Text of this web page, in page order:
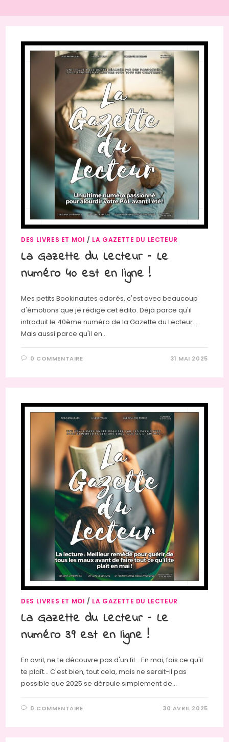
DES LIVRES ET MOI / LA GAZETTE DU LECTEUR
La Gazette du Lecteur – Le
numéro 40 est en ligne !
Mes petits Bookinautes adorés, c'est avec beaucoup
d'émotions que je rédige cet édito. Déjà parce qu'il
introduit le 40ème numéro de la Gazette du Lecteur…
Mais aussi parce qu'il en…
0 COMMENTAIRE 31 MAI 2025
DES LIVRES ET MOI / LA GAZETTE DU LECTEUR
La Gazette du Lecteur – Le
numéro 39 est en ligne !
En avril, ne te découvre pas d'un fil… En mai, fais ce qu'il
te plaît… C'est bien, tout cela, mais ne serait-il pas
possible que 2025 se déroule simplement de…
0 COMMENTAIRE 30 AVRIL 2025